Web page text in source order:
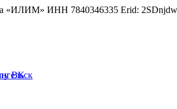
«ИЛИМ» ИНН 7840346335 Erid: